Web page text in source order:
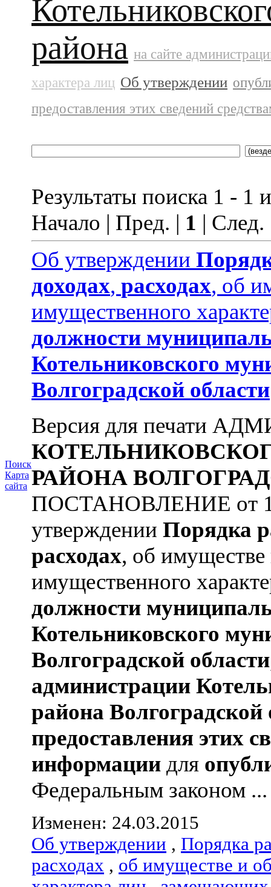
Поиск
Карта
сайта
района на сайте
характера лиц Об утверждении
предоставления этих сведений
Результаты поиска 1 - 1
Начало | Пред. | 1 |
Об утверждении
доходах, расходах, об
имущественного
должности
Котельниковского
Волгоградской области
Версия для печати
РАЙОНА
ПОСТАНОВЛЕНИЕ от
утверждении Порядка
расходах, об имуществе
имущественного
должности
Котельниковского
Волгоградской области
администрации
района Волгоградской
предоставления этих
информации для
Федеральным законом ...
Изменен: 24.03.2015
Об утверждении , Порядка
расходах , об имуществе и